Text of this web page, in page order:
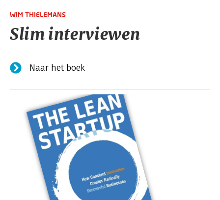
WIM THIELEMANS
Slim interviewen
Naar het boek